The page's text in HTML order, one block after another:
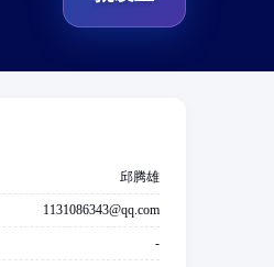
邱腾雄
1131086343@qq.com
-